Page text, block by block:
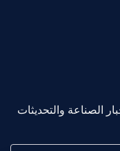
الصناعة والتحديثات